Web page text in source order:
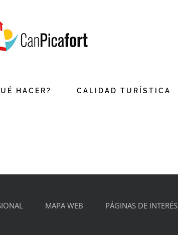
HACER? CALIDAD TURÍSTICA
MAPA WEB PÁGINAS DE INTERÉS